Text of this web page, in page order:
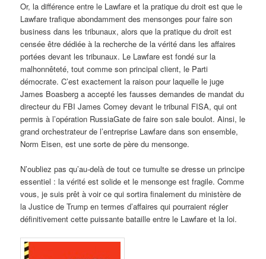
Or, la différence entre le Lawfare et la pratique du droit est que le
Lawfare trafique abondamment des mensonges pour faire son
business dans les tribunaux, alors que la pratique du droit est
censée être dédiée à la recherche de la vérité dans les affaires
portées devant les tribunaux. Le Lawfare est fondé sur la
malhonnêteté, tout comme son principal client, le Parti
démocrate. C’est exactement la raison pour laquelle le juge
James Boasberg a accepté les fausses demandes de mandat du
directeur du FBI James Comey devant le tribunal FISA, qui ont
permis à l’opération RussiaGate de faire son sale boulot. Ainsi, le
grand orchestrateur de l’entreprise Lawfare dans son ensemble,
Norm Eisen, est une sorte de père du mensonge.
N’oubliez pas qu’au-delà de tout ce tumulte se dresse un principe
essentiel : la vérité est solide et le mensonge est fragile. Comme
vous, je suis prêt à voir ce qui sortira finalement du ministère de
la Justice de Trump en termes d’affaires qui pourraient régler
définitivement cette puissante bataille entre le Lawfare et la loi.